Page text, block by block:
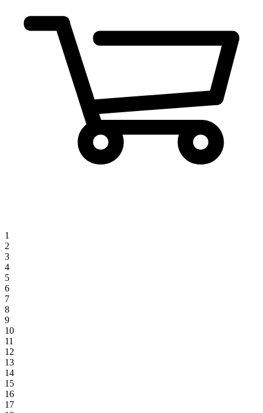
1
2
3
4
5
6
7
8
9
10
11
12
13
14
15
16
17